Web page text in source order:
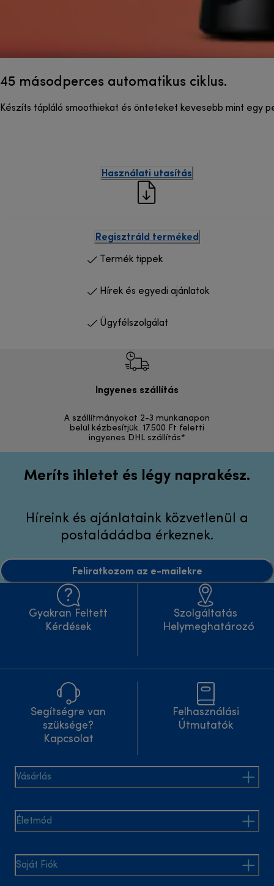
45 másodperces automatikus ciklus.
Készíts tápláló smoothiekat és önteteket kevesebb mint egy
Használati utasítás
Regisztráld terméked
Termék tippek
Hírek és egyedi ajánlatok
Ügyfélszolgálat
Ingyenes szállítás
A szállítmányokat 2-3 munkanapon
belül kézbesítjük. 17.500 Ft feletti
ingyenes DHL szállítás*
Meríts ihletet és légy naprakész.
Híreink és ajánlataink közvetlenül a
postaládádba érkeznek.
Feliratkozom az e-mailekre
Gyakran Feltett
Kérdések
Szolgáltatás
Helymeghatározó
Segítségre van
szüksége?
Kapcsolat
Felhasználási
Útmutatók
Vásárlás
Életmód
Saját Fiók